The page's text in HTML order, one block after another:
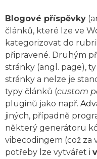
Blogové příspěvky
článků, které lze ve
kategorizovat do
připravené. Druhým
stránky (angl. page),
stránky a nelze je
typy článků (custom
pluginů jako např.
jiných, případně
některý generátoru
vibecodingem (což za
potřeby lze vytvářet i